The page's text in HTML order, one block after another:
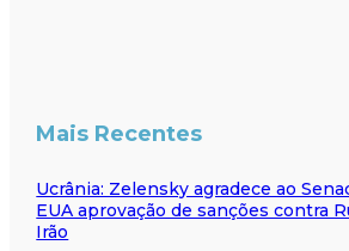
Mais Recentes
Ucrânia: Zelensky agradece ao
EUA aprovação de sanções contra
Irão